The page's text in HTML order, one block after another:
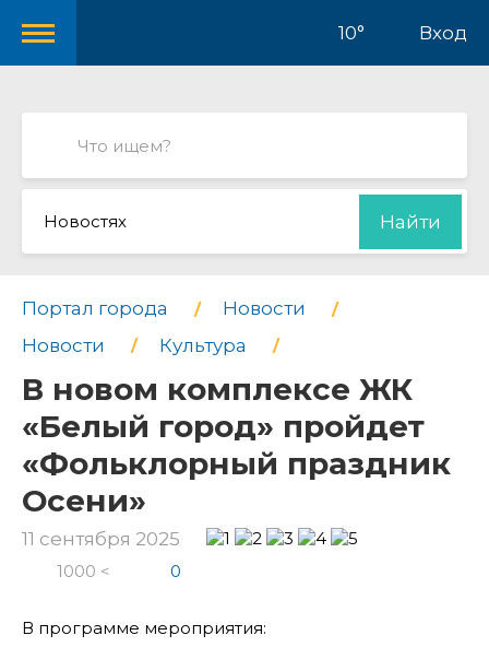
10° Вход
Новостях Найти
Портал города
Новости
Новости
Культура
В новом комплексе ЖК
«Белый город» пройдет
«Фольклорный праздник
Осени»
11 сентября 2025
1000 < 0
В программе мероприятия: